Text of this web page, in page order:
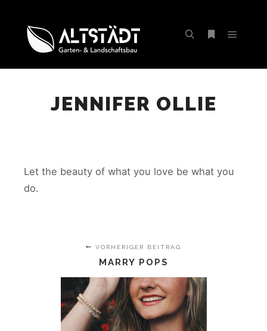
JENNIFER OLLIE
Let the beauty of what you love be what you
do.
VORHERIGER BEITRAG
MARRY POPS